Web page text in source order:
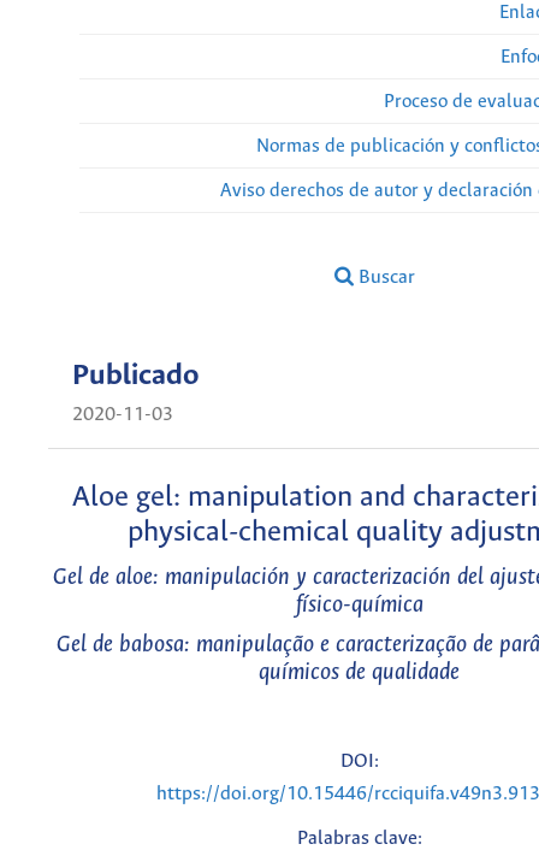
Proceso de
Normas de publicación y
Aviso derechos de autor y
Buscar
Publicado
2020-11-03
Aloe gel: manipulation and
physical-chemical quality
Gel de aloe: manipulación y caracterización del
físico-química
Gel de babosa: manipulação e caracterização de
químicos de qualidade
DOI:
https://doi.org/10.15446/
Palabras clave: